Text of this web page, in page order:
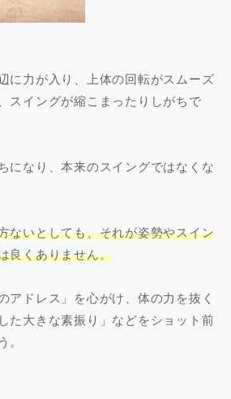
に力が入り、上体の回転がスムーズ
スイングが縮こまったりしがちで
になり、本来のスイングではなくな
ないとしても、それが姿勢やスイン
良くありません。
アドレス」を心がけ、体の力を抜く
た大きな素振り」などをショット前